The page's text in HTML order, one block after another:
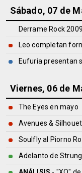
Sábado, 07 de
Derrame Rock
Leo completan
Eufuria presentan
Viernes, 06 de
The Eyes en mayo
Avenues &
Soulfly al Piorno
Adelanto de